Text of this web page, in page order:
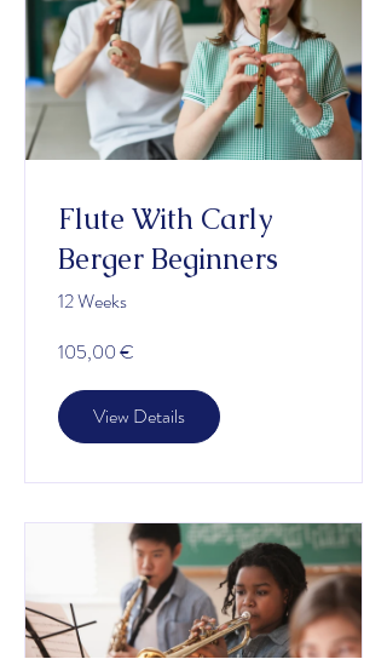
Flute With Carly
Berger Beginners
12 Weeks
105,00 €
View Details